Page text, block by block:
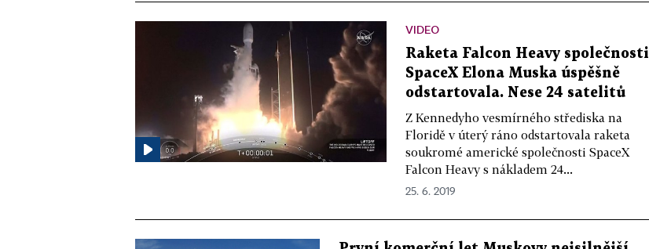
VIDEO
Raketa Falcon Heavy společnosti
SpaceX Elona Muska úspěšně
odstartovala. Nese 24 satelitů
Z Kennedyho vesmírného střediska na
Floridě v úterý ráno odstartovala raketa
soukromé americké společnosti SpaceX
Falcon Heavy s nákladem 24...
25. 6. 2019